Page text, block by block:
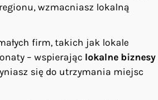
wzmacniasz lokalną
firm, takich jak lokale
– wspierając lokalne biznesy
się do utrzymania miejsc